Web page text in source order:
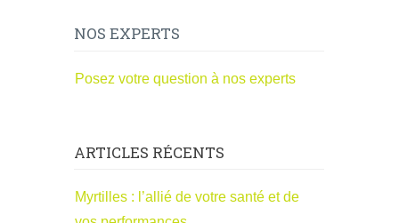
NOS EXPERTS
Posez votre question à nos experts
ARTICLES RÉCENTS
Myrtilles : l’allié de votre santé et de